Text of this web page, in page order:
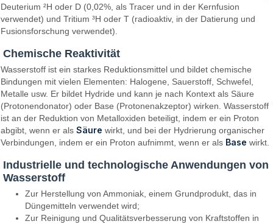
Deuterium ²H oder D (0,02%, als Tracer und in der Kernfusion
verwendet) und Tritium ³H oder T (radioaktiv, in der Datierung und
Fusionsforschung verwendet).
Chemische Reaktivität
Wasserstoff ist ein starkes Reduktionsmittel und bildet chemische
Bindungen mit vielen Elementen: Halogene, Sauerstoff, Schwefel,
Metalle usw. Er bildet Hydride und kann je nach Kontext als Säure
(Protonendonator) oder Base (Protonenakzeptor) wirken. Wasserstoff
ist an der Reduktion von Metalloxiden beteiligt, indem er ein Proton
abgibt, wenn er alsSäure wirkt, und bei der Hydrierung organischer
Verbindungen, indem er ein Proton aufnimmt, wenn er als Base wirkt.
Industrielle und technologische Anwendungen von
Wasserstoff
Zur Herstellung von Ammoniak, einem Grundprodukt, das in
Düngemitteln verwendet wird;
Zur Reinigung und Qualitätsverbesserung von Kraftstoffen in